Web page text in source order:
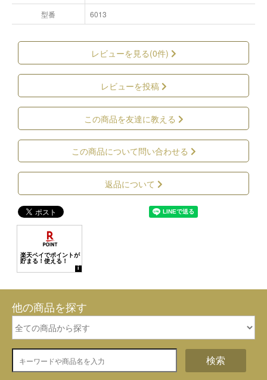
型番
6013
レビューを見る(0件)
レビューを投稿
この商品を友達に教える
この商品について問い合わせる
返品について
他の商品を探す
検索